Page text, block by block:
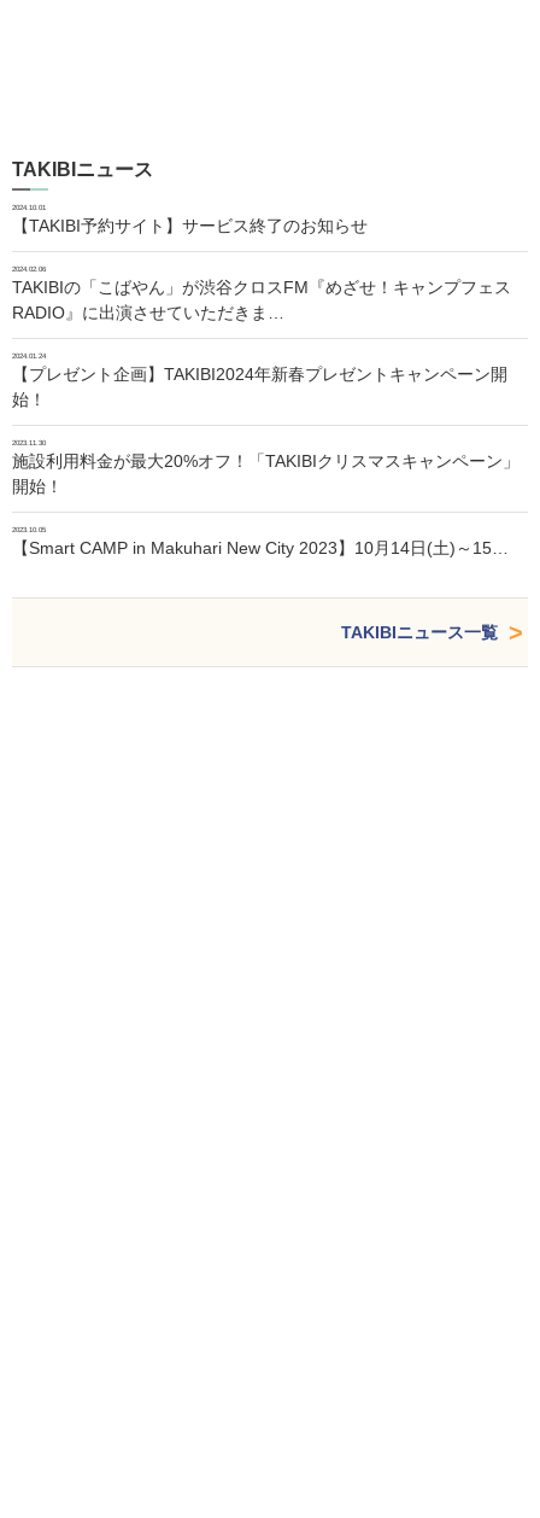
TAKIBIニュース
2024.10.01
【TAKIBI予約サイト】サービス終了のお知らせ
2024.02.06
TAKIBIの「こばやん」が渋谷クロスFM『めざせ！キャンプフェス
RADIO』に出演させていただきま…
2024.01.24
【プレゼント企画】TAKIBI2024年新春プレゼントキャンペーン開
始！
2023.11.30
施設利用料金が最大20%オフ！「TAKIBIクリスマスキャンペーン」
開始！
2023.10.05
【Smart CAMP in Makuhari New City 2023】10月14日(土)～15…
TAKIBIニュース一覧